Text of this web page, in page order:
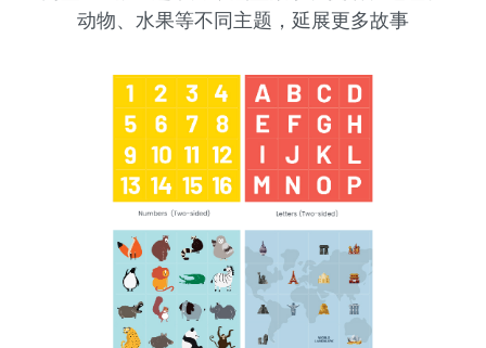
动物、水果等不同主题，延展更多故事